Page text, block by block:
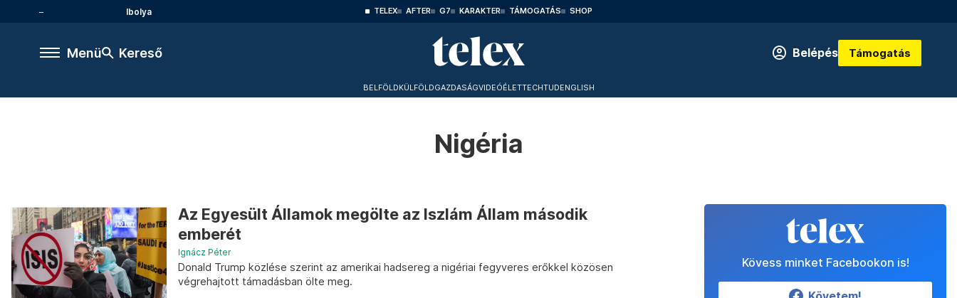
Ibolya TELEX AFTER G7 KARAKTER TÁMOGATÁS SHOP
Menü Kereső Belépés Támogatás
BELFÖLDKÜLFÖLDGAZDASÁGVIDEÓÉLETTECHTUDENGLISH
Nigéria
Az Egyesült Államok megölte az Iszlám Állam második
emberét
Ignácz Péter
Donald Trump közlése szerint az amerikai hadsereg a nigériai fegyveres erőkkel közösen
végrehajtott támadásban ölte meg.
Kövess minket Facebookon is!